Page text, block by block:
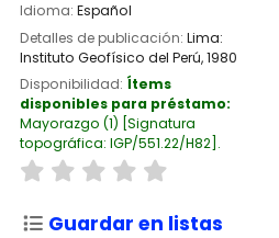
Idioma: Español
Detalles de publicación: Lima:
Instituto Geofísico del Perú,1980
Disponibilidad: Ítems
disponibles para préstamo:
Mayorazgo (1) Signatura
topográfica: IGP/551.22/H82 .
Guardar en listas